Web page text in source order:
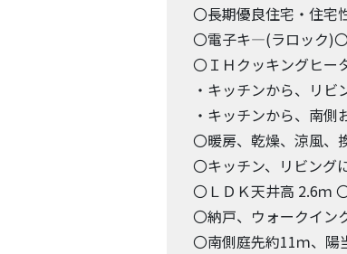
〇長期優良住宅・住宅
〇電子キ―(ラロック)
〇ＩＨクッキングヒー
・キッチンから、リ
・キッチンから、南側
〇暖房、乾燥、涼風、
〇キッチン、リビング
〇ＬＤＫ天井高 2.6ｍ
〇納戸、ウォークイン
〇南側庭先約11ｍ、陽